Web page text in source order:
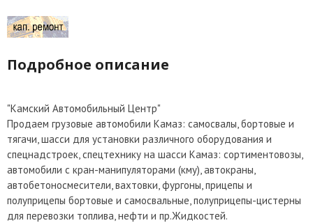
Отмена
Подробное описание
"Камский Автомобильный Центр"
Продаем грузовые автомобили Камаз: самосвалы, бортовые и
тягачи, шасси для установки различного оборудования и
спецнадстроек, спецтехнику на шасси Камаз: сортиментовозы,
автомобили с кран-манипуляторами (кму), автокраны,
автобетоносмесители, вахтовки, фургоны, прицепы и
полуприцепы бортовые и самосвальные, полуприцепы-цистерны
для перевозки топлива, нефти и пр.Жидкостей.